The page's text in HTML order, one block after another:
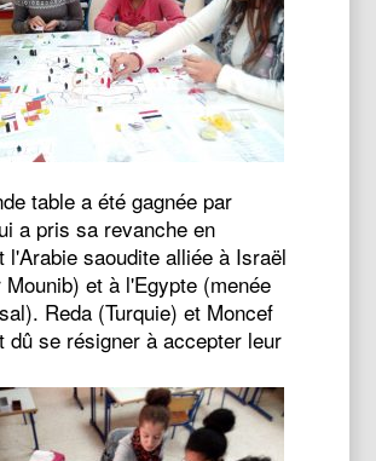
table a été gagnée par
a pris sa revanche en
l'Arabie saoudite alliée à Israël
Mounib) et à l'Egypte (menée
Reda (Turquie) et Moncef
dû se résigner à accepter leur